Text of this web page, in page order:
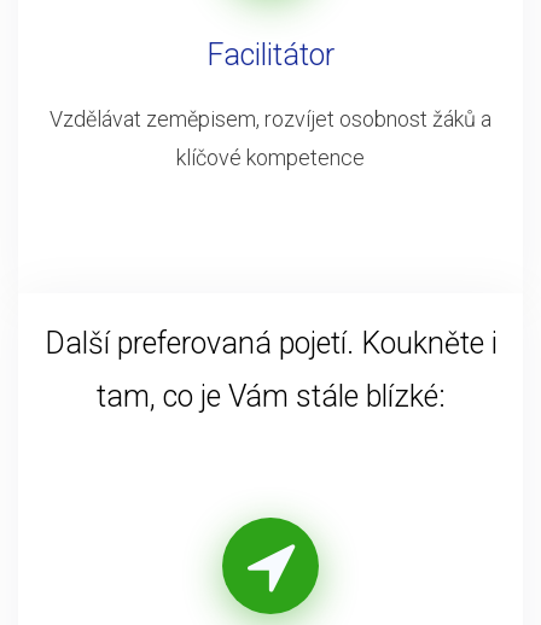
Facilitátor
Vzdělávat zeměpisem, rozvíjet osobnost žáků a
klíčové kompetence
Další preferovaná pojetí. Koukněte i
tam, co je Vám stále blízké: